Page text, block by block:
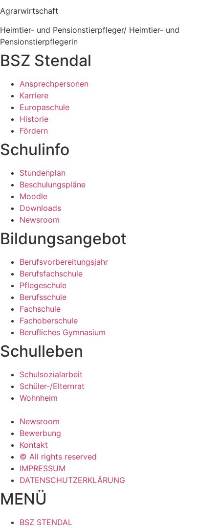
Agrarwirtschaft
Heimtier- und Pensionstierpfleger/ Heimtier- und
Pensionstierpflegerin
BSZ Stendal
Ansprechpersonen
Karriere
Europaschule
Historie
Fördern
Schulinfo
Stundenplan
Beschulungspläne
Moodle
Downloads
Newsroom
Bildungsangebot
Berufsvorbereitungsjahr
Berufsfachschule
Pflegeschule
Berufsschule
Fachschule
Fachoberschule
Berufliches Gymnasium
Schulleben
Schulsozialarbeit
Schüler-/Elternrat
Wohnheim
Newsroom
Bewerbung
Kontakt
© All rights reserved
IMPRESSUM
DATENSCHUTZERKLÄRUNG
MENÜ
BSZ STENDAL